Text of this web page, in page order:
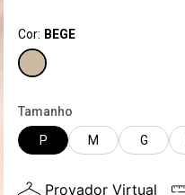
Cor: BEGE
Tamanho
P
M G
Provador Virtual